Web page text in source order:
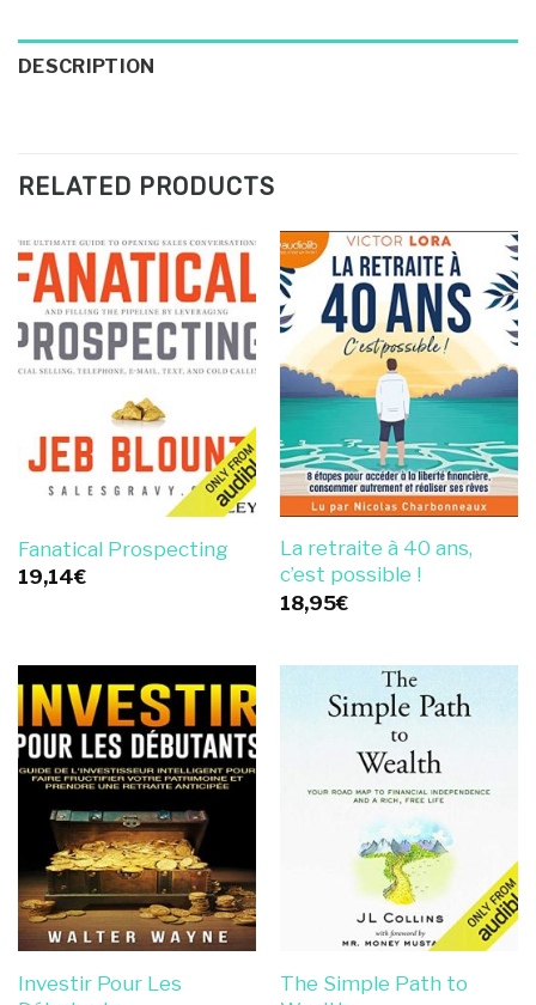
DESCRIPTION
RELATED PRODUCTS
Fanatical Prospecting
19,14€
La retraite à 40 ans,
c’est possible !
18,95€
Investir Pour Les
The Simple Path to